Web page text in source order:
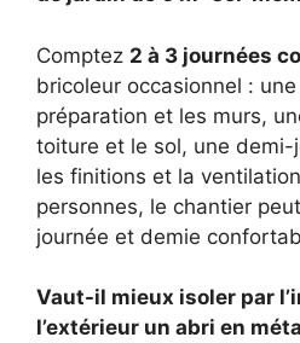
Comptez 2 à 3 journées
bricoleur occasionnel :
préparation et les murs,
toiture et le sol, une
les finitions et la
personnes, le chantier
journée et demie
Vaut-il mieux isoler par
l’extérieur un abri en